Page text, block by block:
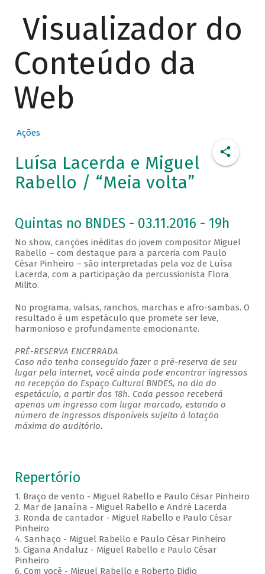
Visualizador do
Conteúdo da
Web
Ações
Luísa Lacerda e Miguel
Rabello / “Meia volta”
Quintas no BNDES - 03.11.2016 - 19h
No show, canções inéditas do jovem compositor Miguel
Rabello – com destaque para a parceria com Paulo
César Pinheiro – são interpretadas pela voz de Luísa
Lacerda, com a participação da percussionista Flora
Milito.
No programa, valsas, ranchos, marchas e afro-sambas. O
resultado é um espetáculo que promete ser leve,
harmonioso e profundamente emocionante.
PRÉ-RESERVA ENCERRADA
Caso não tenha conseguido fazer a pré-reserva de seu
lugar pela internet, você ainda pode encontrar ingressos
na recepção do Espaço Cultural BNDES, no dia do
espetáculo, a partir das 18h. Cada pessoa receberá
apenas um ingresso com lugar marcado, estando o
número de ingressos disponíveis sujeito à lotação
máxima do auditório.
Repertório
1. Braço de vento - Miguel Rabello e Paulo César Pinheiro
2. Mar de Janaína - Miguel Rabello e André Lacerda
3. Ronda de cantador - Miguel Rabello e Paulo César
Pinheiro
4. Sanhaço - Miguel Rabello e Paulo César Pinheiro
5. Cigana Andaluz - Miguel Rabello e Paulo César
Pinheiro
6. Com você - Miguel Rabello e Roberto Didio